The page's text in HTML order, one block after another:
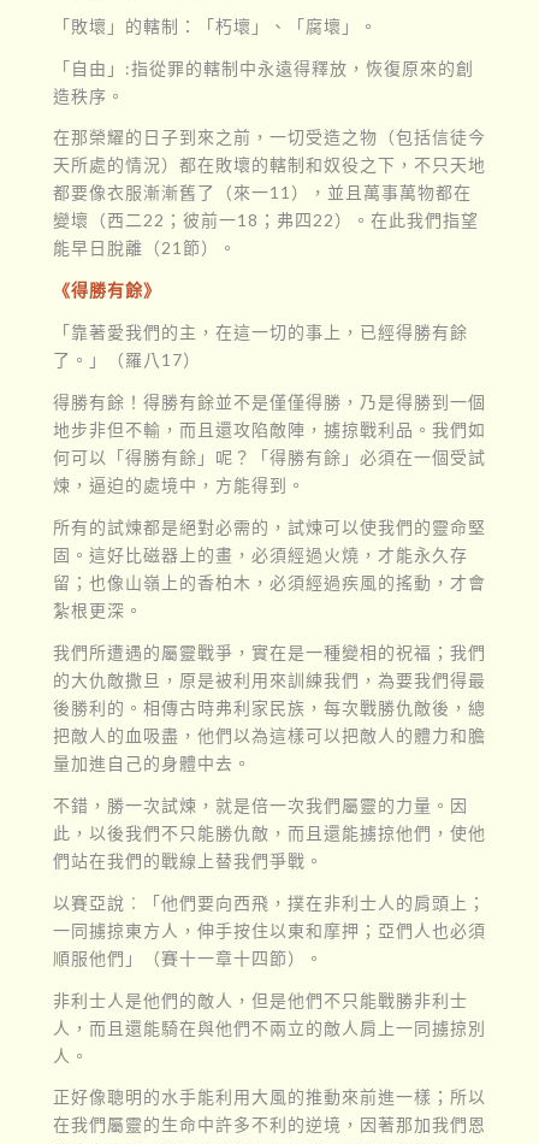
「敗壞」的轄制：「朽壞」、「腐壞」。
「自由」:指從罪的轄制中永遠得釋放，恢復原來的創
造秩序。
在那榮耀的日子到來之前，一切受造之物（包括信徒今
天所處的情況）都在敗壞的轄制和奴役之下，不只天地
都要像衣服漸漸舊了（來一11），並且萬事萬物都在
變壞（西二22；彼前一18；弗四22）。在此我們指望
能早日脫離（21節）。
《得勝有餘》
「靠著愛我們的主，在這一切的事上，已經得勝有餘
了。」（羅八17）
得勝有餘！得勝有餘並不是僅僅得勝，乃是得勝到一個
地步非但不輸，而且還攻陷敵陣，擄掠戰利品。我們如
何可以「得勝有餘」呢？「得勝有餘」必須在一個受試
煉，逼迫的處境中，方能得到。
所有的試煉都是絕對必需的，試煉可以使我們的靈命堅
固。這好比磁器上的畫，必須經過火燒，才能永久存
留；也像山嶺上的香柏木，必須經過疾風的搖動，才會
紮根更深。
我們所遭遇的屬靈戰爭，實在是一種變相的祝福；我們
的大仇敵撒旦，原是被利用來訓練我們，為要我們得最
後勝利的。相傳古時弗利家民族，每次戰勝仇敵後，總
把敵人的血吸盡，他們以為這樣可以把敵人的體力和膽
量加進自己的身體中去。
不錯，勝一次試煉，就是倍一次我們屬靈的力量。因
此，以後我們不只能勝仇敵，而且還能擄掠他們，使他
們站在我們的戰線上替我們爭戰。
以賽亞說︰「他們要向西飛，撲在非利士人的肩頭上；
一同擄掠東方人，伸手按住以東和摩押；亞們人也必須
順服他們」（賽十一章十四節）。
非利士人是他們的敵人，但是他們不只能戰勝非利士
人，而且還能騎在與他們不兩立的敵人肩上一同擄掠別
人。
正好像聰明的水手能利用大風的推動來前進一樣；所以
在我們屬靈的生命中許多不利的逆境，因著那加我們恩